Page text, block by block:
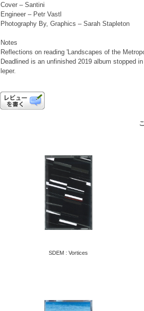
Cover – Santini
Engineer – Petr Vastl
Photography By, Graphics – Sarah Stapleton
Notes
Reflections on reading 'Landscapes of the
Deadlined is an unfinished 2019 album stopped
leper.
SDEM : Vortices